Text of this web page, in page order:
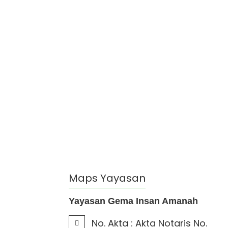
Maps Yayasan
Yayasan Gema Insan Amanah
No. Akta : Akta Notaris No.